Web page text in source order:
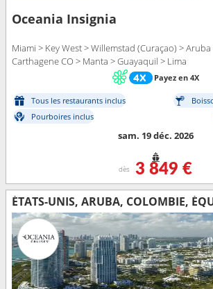
Oceania Insignia
Miami > Key West > Willemstad (Curaçao) >
Carthagene CO > Manta > Guayaquil > Lima
Payez en 4X
Tous les restaurants inclus
Pourboires inclus
sam. 19 déc. 2026
dès 3 849 €